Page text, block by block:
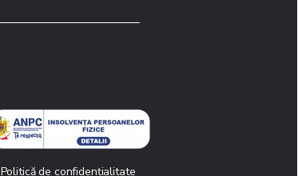
Politică de confidențialitate